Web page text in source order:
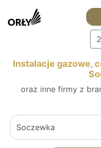
Instalacje gazowe,
oraz inne firmy z